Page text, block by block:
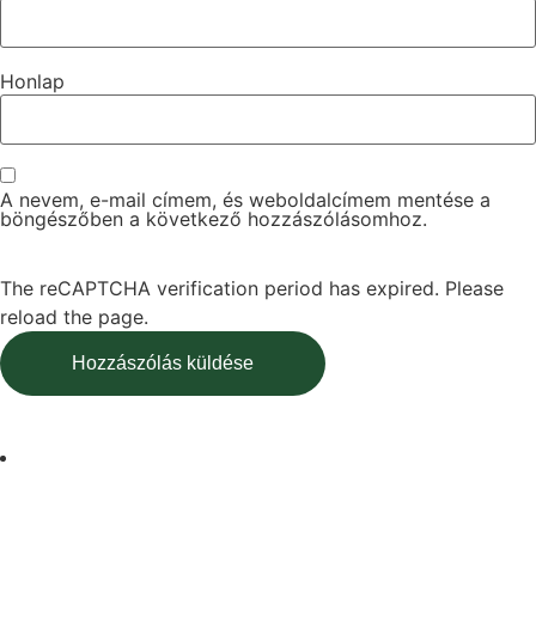
Honlap
A nevem, e-mail címem, és weboldalcímem mentése a
böngészőben a következő hozzászólásomhoz.
The reCAPTCHA verification period has expired. Please
reload the page.